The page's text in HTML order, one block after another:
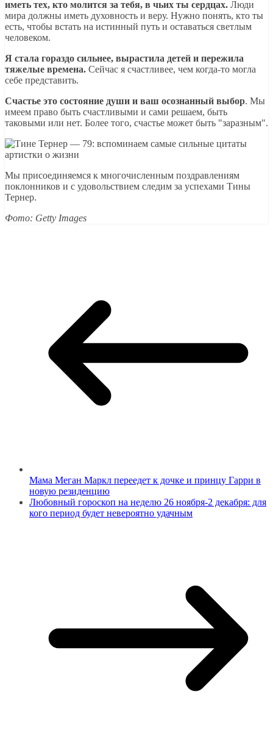
иметь тех, кто молится за тебя, в чьих ты сердцах. Люди
мира должны иметь духовность и веру. Нужно понять, кто ты
есть, чтобы встать на истинный путь и оставаться светлым
человеком.
Я стала гораздо сильнее, вырастила детей и пережила
тяжелые времена. Сейчас я счастливее, чем когда-то могла
себе представить.
Счастье это состояние души и ваш осознанный выбор. Мы
имеем право быть счастливыми и сами решаем, быть
таковыми или нет. Более того, счастье может быть "заразным".
Мы присоединяемся к многочисленным поздравлениям
поклонников и с удовольствием следим за успехами Тины
Тернер.
Фото: Getty Images
Мама Меган Маркл переедет к дочке и принцу Гарри в
новую резиденцию
Любовный гороскоп на неделю 26 ноября-2 декабря: для
кого период будет невероятно удачным